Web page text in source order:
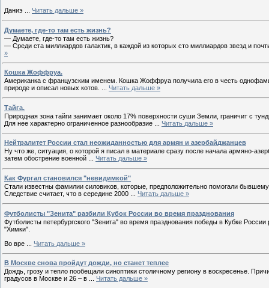
Даниэ
Читать дальше »
Думаете, где-то там есть жизнь?
— Думаете, где-то там есть жизнь?
— Среди ста миллиардов галактик, в каждой из которых сто миллиардов звезд и
»
Кошка Жоффруа.
Американка с французским именем. Кошка Жоффруа получила его в честь
природе и описал новых котов.
Читать дальше »
Тайга.
Природная зона тайги занимает около 17% поверхности суши Земли, граничит с
Для нее характерно ограниченное разнообразие
Читать дальше »
Нейтралитет России стал неожиданностью для армян и азербайджанцев
Ну что же, ситуация, о которой я писал в материале сразу после начала армяно-
затем обострение военной ... Читать дальше »
Как Фургал становился "невидимкой"
Стали известны фамилии силовиков, которые, предположительно помогали
Следствие считает, что в середине 2000
Читать дальше »
Футболисты "Зенита" разбили Кубок России во время празднования
Футболисты петербургского "Зенита" во время празднования победы в Кубке
"Химки".
Во вре
Читать дальше »
В Москве снова пройдут дожди, но станет теплее
Дождь, грозу и тепло пообещали синоптики столичному региону в воскресенье.
градусов в Москве и 26 – в ... Читать дальше »